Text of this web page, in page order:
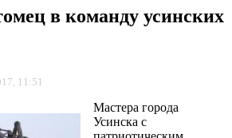
в команду усинских
11:51
Мастера города
Усинска с